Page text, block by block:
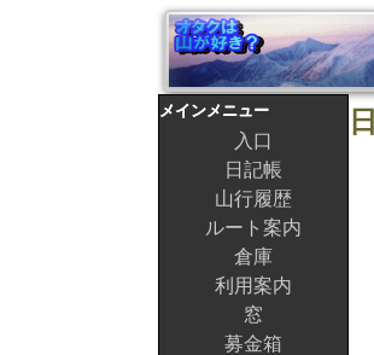
メインメニュー
入口
日記帳
山行履歴
ルート案内
倉庫
利用案内
窓
募金箱